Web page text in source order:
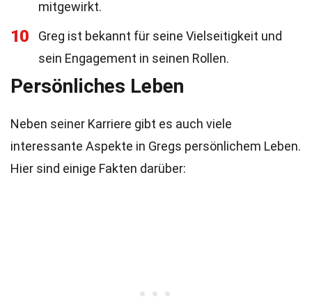
mitgewirkt.
10
Greg ist bekannt für seine Vielseitigkeit und
sein Engagement in seinen Rollen.
Persönliches Leben
Neben seiner Karriere gibt es auch viele
interessante Aspekte in Gregs persönlichem Leben.
Hier sind einige Fakten darüber: